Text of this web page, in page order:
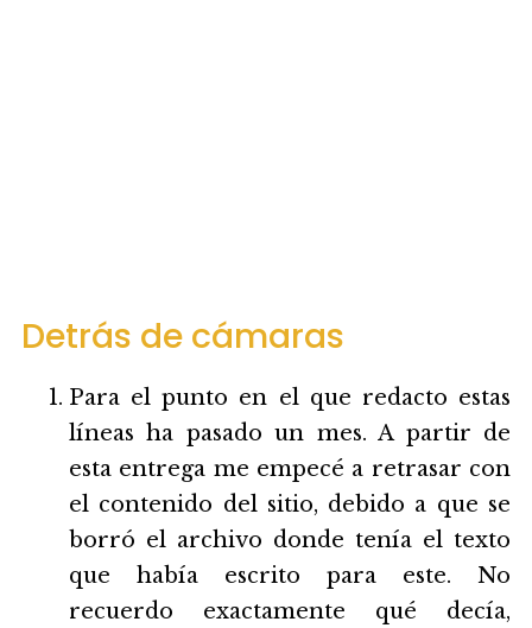
Detrás de cámaras
Para el punto en el que redacto estas
líneas ha pasado un mes. A partir de
esta entrega me empecé a retrasar con
el contenido del sitio, debido a que se
borró el archivo donde tenía el texto
que había escrito para este. No
recuerdo exactamente qué decía,